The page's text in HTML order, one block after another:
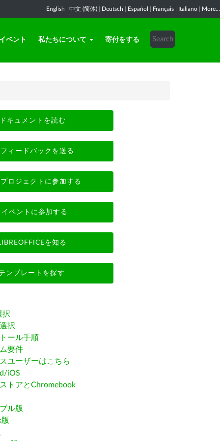
English 中文 (简体) Deutsch Español Français Italiano More...
イベント 私たちについて 寄付をする
ドキュメントを読む
フィードバックを送る
プロジェクトに参加する
イベントに参加する
を知る
ンプレートを探す
択
択
ール手順
要件
ユーザーはこちら
iOS
トアとChromebook
ル版